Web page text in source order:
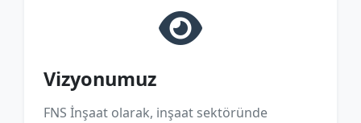
Vizyonumuz
FNS İnşaat olarak, inşaat sektöründe